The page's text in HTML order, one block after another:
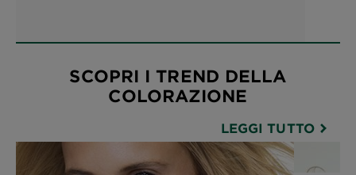
SCOPRI I TREND DELLA
COLORAZIONE
LEGGI TUTTO